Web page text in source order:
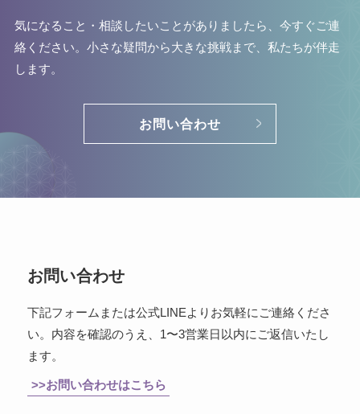
気になること・相談したいことがありましたら、今すぐご連
絡ください。 小さな疑問から大きな挑戦まで、私たちが伴走
します。
お問い合わせ
お問い合わせ
下記フォームまたは公式LINEよりお気軽にご連絡くださ
い。内容を確認のうえ、1〜3営業日以内にご返信いたし
ます。
>>お問い合わせはこちら